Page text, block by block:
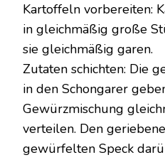
Kartoffeln vorbereiten:
in gleichmäßig große
sie gleichmäßig garen.
Zutaten schichten: Die
in den Schongarer
Gewürzmischung
verteilen. Den
gewürfelten Speck